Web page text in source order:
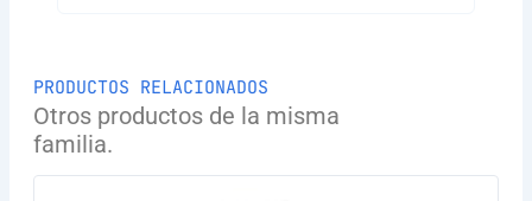
PRODUCTOS RELACIONADOS
Otros productos de la misma
familia.